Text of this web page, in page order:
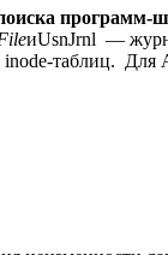
программ-
иUsnJrnl —
таблиц. Для